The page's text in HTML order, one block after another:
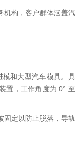
机构，客户群体涵盖汽
模和大型汽车模具。具
置，工作角度为 0° 至
固定以防止脱落，导轨